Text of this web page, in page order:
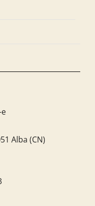
Alba (CN)